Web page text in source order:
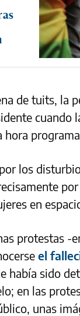
de tuits, la
cuando
los
en
protestas -
el
había sido
en las
unas